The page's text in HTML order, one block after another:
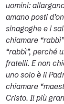
uomini:
amano posti
sinagoghe e i
chiamare
“rabbì”, perché
fratelli. E non
uno solo è il
chiamare
Cristo. Il più